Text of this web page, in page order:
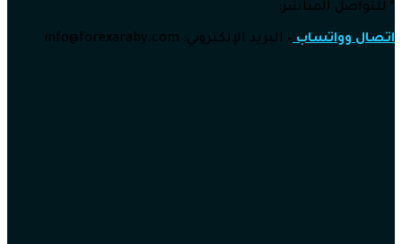
* للتواصل المباشر:
اتصال وواتساب– البريد الإلكتروني: info @forexaraby.com